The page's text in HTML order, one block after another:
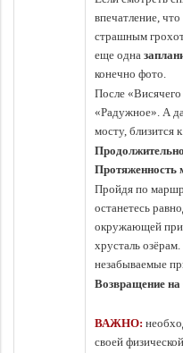
впечатление,
страшным
еще одна
конечно фото.
После
«Радужное». А
мосту, близится
Протяженность
Пройдя по
останетесь
окружающей
хрусталь
незабываемые
Возвращение на
ВАЖНО:
своей